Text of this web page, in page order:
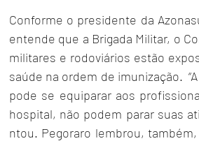
Conforme o presidente da
entende que a Brigada Militar, o
militares e rodoviários estão
saúde na ordem de imunização.
pode se equiparar aos
hospital, não podem parar suas
ntou. Pegoraro lembrou,